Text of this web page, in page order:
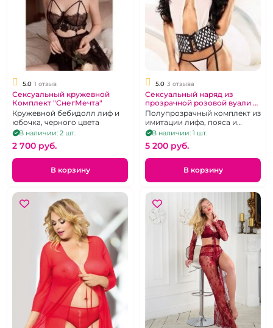
5.0 1 отзыв
Сексуальный кружевной
Комплект "СнегМечта"
Кружевной бебидолл лиф и
юбочка, черного цвета
В наличии: 2 шт.
2 700 pуб.
В корзину
5.0 3 отзыва
Сексуальный наряд из
прозрачной розовой вуали с
шикарным пояом "Lolitta"
Desirable
Полупрозрачный комплект из
имитации лифа, пояса и
чокера, р. 42-44
В наличии: 1 шт.
5 200 pуб.
В корзину